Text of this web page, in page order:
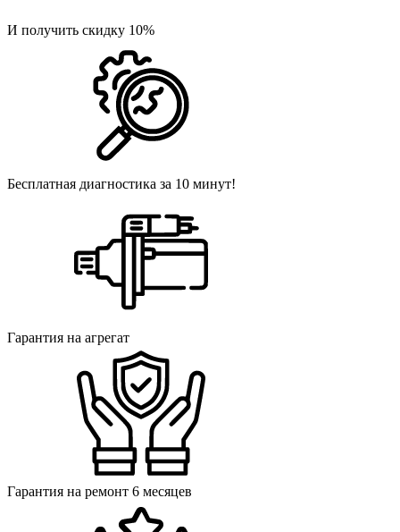
И получить скидку 10%
Бесплатная диагностика за 10 минут!
Гарантия на агрегат
Гарантия на ремонт 6 месяцев